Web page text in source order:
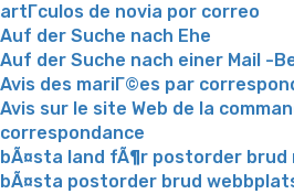
artГ­culos de novia por correo
Auf der Suche nach Ehe
Auf der Suche nach einer Mail -
Avis des mariГ©es par
Avis sur le site Web de la
correspondance
bÃ¤sta land fÃ¶r postorder brud
bÃ¤sta postorder brud